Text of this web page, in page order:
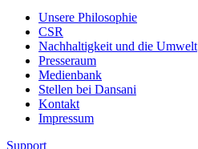
Unsere Philosophie
CSR
Nachhaltigkeit und die Umwelt
Presseraum
Medienbank
Stellen bei Dansani
Kontakt
Impressum
Support